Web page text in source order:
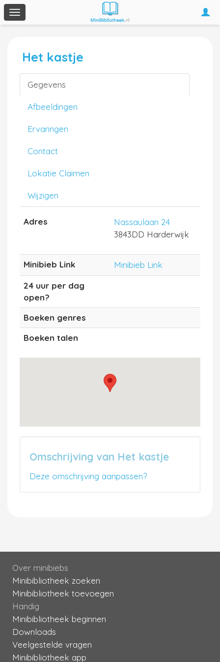
Toggle
navigation
Het kastje
Gegevens
Afbeeldingen
Ervaringen
Contact
Lokatie Claimen
Wijzigen
Adres
Nassaulaan 24
3843DD Harderwijk
Minibieb Link
Minibieb Link
24 uur per dag
open?
Boeken genres
Boeken talen
Omschrijving van Het kastje
Deze omschrijving aanpassen?
Over minibiebs
Minibibliotheek zoeken
Minibibliotheek toevoegen
Handig
Minibibliotheek beginnen
Downloads
Veelgestelde vragen
Minibibliotheek app